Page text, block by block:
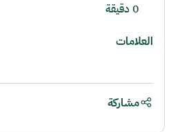
0 دقيقة
العلامات
مشاركة